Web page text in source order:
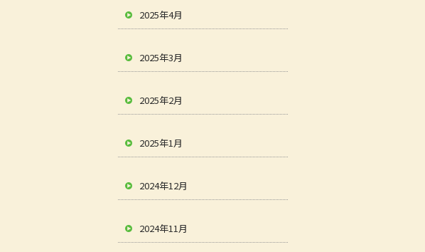
2025年4月
2025年3月
2025年2月
2025年1月
2024年12月
2024年11月